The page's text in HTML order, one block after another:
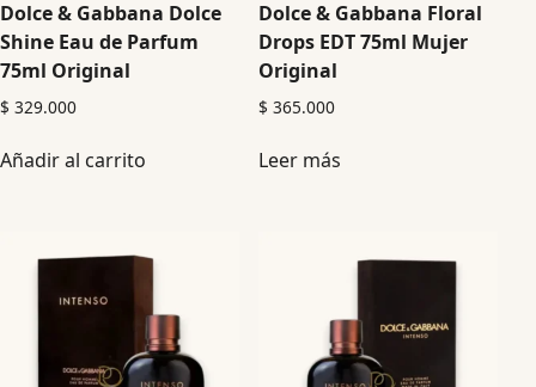
Dolce & Gabbana Dolce
Shine Eau de Parfum
75ml Original
$ 329.000
Añadir al carrito
Dolce & Gabbana Floral
Drops EDT 75ml Mujer
Original
$ 365.000
Leer más